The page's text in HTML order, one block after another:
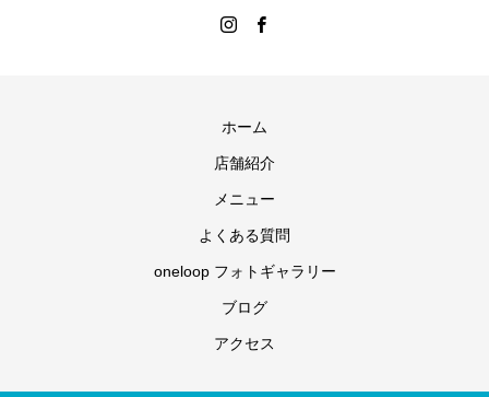
ホーム
店舗紹介
メニュー
よくある質問
oneloop フォトギャラリー
ブログ
アクセス